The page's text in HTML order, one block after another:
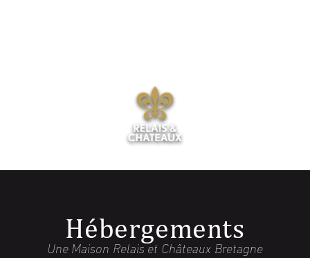
Hébergements
Une Maison Relais et Châteaux Bretagne